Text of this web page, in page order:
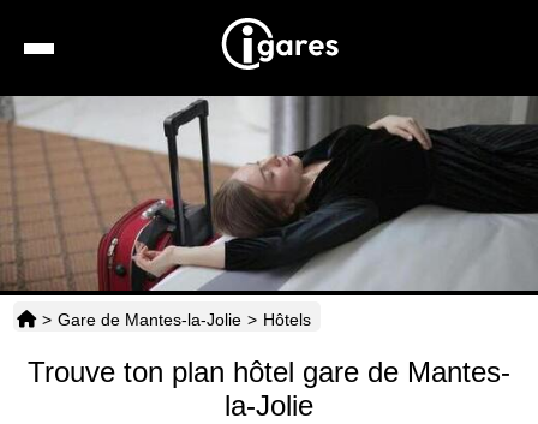
Location de voiture
Hôtels
Taxis
Horaires
> Gare de Mantes-la-Jolie > Hôtels
Trouve ton plan hôtel gare de Mantes-
la-Jolie